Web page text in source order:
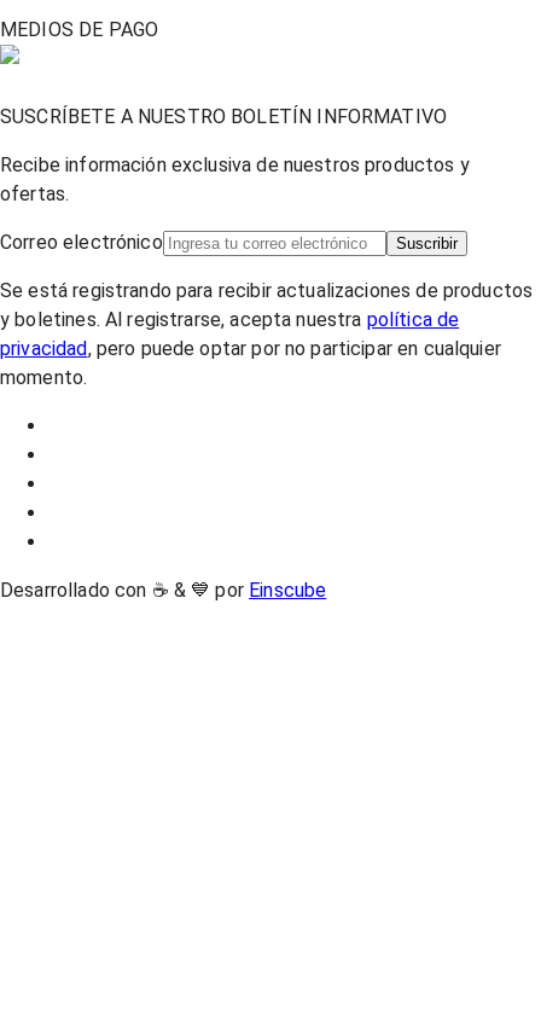
MEDIOS DE PAGO
SUSCRÍBETE A NUESTRO BOLETÍN INFORMATIVO
Recibe información exclusiva de nuestros productos y
ofertas.
Correo electrónico Suscribir
Se está registrando para recibir actualizaciones de productos
y boletines. Al registrarse, acepta nuestra política de
privacidad, pero puede optar por no participar en cualquier
momento.
Desarrollado con ☕ & 💙 por Einscube